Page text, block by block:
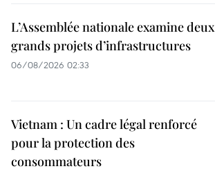
L’Assemblée nationale examine deux
grands projets d’infrastructures
06/08/2026 02:33
Vietnam : Un cadre légal renforcé
pour la protection des
consommateurs